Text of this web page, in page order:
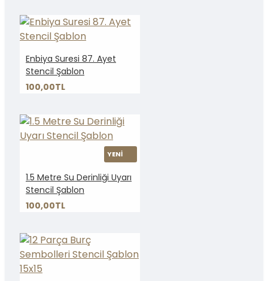
Enbiya Suresi 87. Ayet
Stencil Şablon
100,00TL
YENİ
1.5 Metre Su Derinliği Uyarı
Stencil Şablon
100,00TL